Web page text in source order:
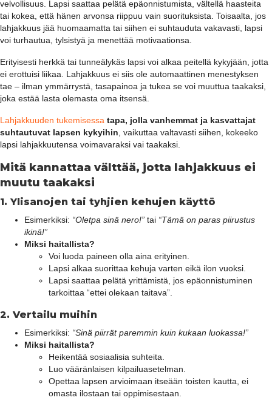
velvollisuus. Lapsi saattaa pelätä epäonnistumista, vältellä haasteita
tai kokea, että hänen arvonsa riippuu vain suorituksista. Toisaalta, jos
lahjakkuus jää huomaamatta tai siihen ei suhtauduta vakavasti, lapsi
voi turhautua, tylsistyä ja menettää motivaationsa.
Erityisesti herkkä tai tunneälykäs lapsi voi alkaa peitellä kykyjään, jotta
ei erottuisi liikaa. Lahjakkuus ei siis ole automaattinen menestyksen
tae – ilman ymmärrystä, tasapainoa ja tukea se voi muuttua taakaksi,
joka estää lasta olemasta oma itsensä.
Lahjakkuuden tukemisessa tapa, jolla vanhemmat ja kasvattajat
suhtautuvat lapsen kykyihin, vaikuttaa valtavasti siihen, kokeeko
lapsi lahjakkuutensa voimavaraksi vai taakaksi.
Mitä kannattaa välttää, jotta lahjakkuus ei
muutu taakaksi
1. Ylisanojen tai tyhjien kehujen käyttö
Esimerkiksi: “Oletpa sinä nero!” tai “Tämä on paras piirustus
ikinä!”
Miksi haitallista?
Voi luoda paineen olla aina erityinen.
Lapsi alkaa suorittaa kehuja varten eikä ilon vuoksi.
Lapsi saattaa pelätä yrittämistä, jos epäonnistuminen
tarkoittaa “ettei olekaan taitava”.
2. Vertailu muihin
Esimerkiksi: “Sinä piirrät paremmin kuin kukaan luokassa!”
Miksi haitallista?
Heikentää sosiaalisia suhteita.
Luo vääränlaisen kilpailuasetelman.
Opettaa lapsen arvioimaan itseään toisten kautta, ei
omasta ilostaan tai oppimisestaan.